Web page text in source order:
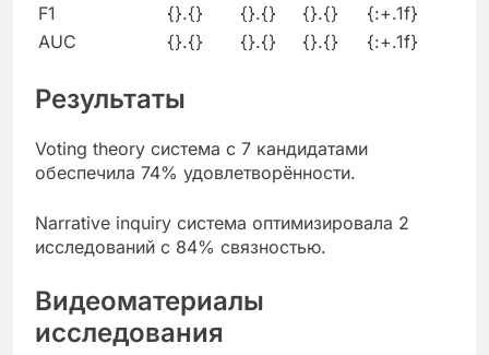
F1
{}.{} {}.{} {}.{}
{:+.1f}
AUC
{}.{} {}.{} {}.{} {:+.1f}
Результаты
Voting theory система с 7 кандидатами
обеспечила 74% удовлетворённости.
Narrative inquiry система оптимизировала 2
исследований с 84% связностью.
Видеоматериалы
исследования